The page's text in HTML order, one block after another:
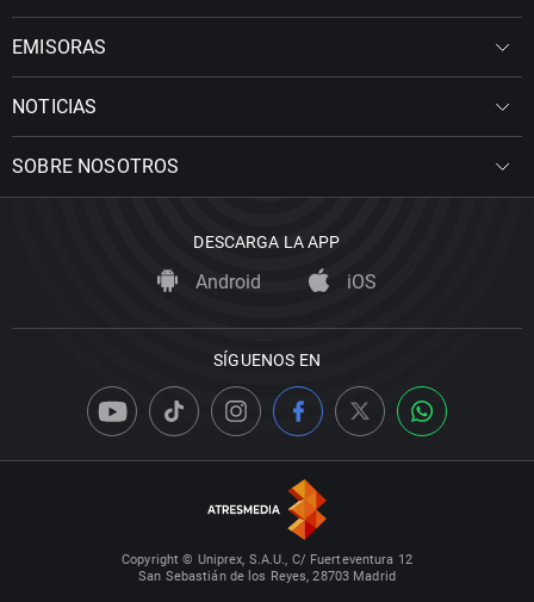
EMISORAS
NOTICIAS
SOBRE NOSOTROS
DESCARGA LA APP
Android iOS
SÍGUENOS EN
Copyright © Uniprex, S.A.U., C/ Fuerteventura 12
San Sebastián de los Reyes, 28703 Madrid